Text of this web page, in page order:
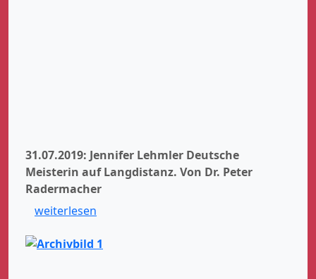
31.07.2019: Jennifer Lehmler Deutsche
Meisterin auf Langdistanz. Von Dr. Peter
Radermacher
weiterlesen